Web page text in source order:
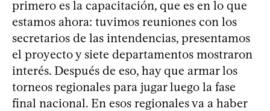
primero es la capacitación, que es en lo que
estamos ahora: tuvimos reuniones con los
secretarios de las intendencias, presentamos
el proyecto y siete departamentos mostraron
interés. Después de eso, hay que armar los
torneos regionales para jugar luego la fase
final nacional. En esos regionales va a haber